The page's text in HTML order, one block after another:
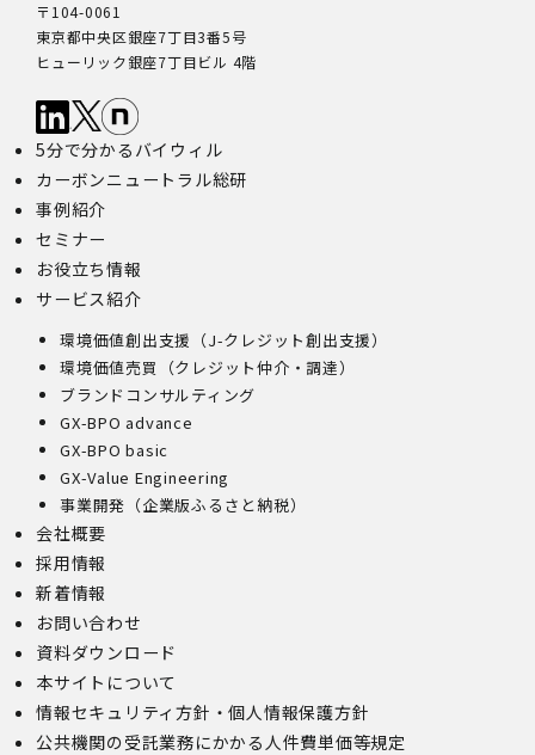
〒104-0061
東京都中央区銀座7丁目3番5号
ヒューリック銀座7丁目ビル 4階
5分で分かるバイウィル
カーボンニュートラル総研
事例紹介
セミナー
お役立ち情報
サービス紹介
環境価値創出支援（J-クレジット創出支援）
環境価値売買（クレジット仲介・調達）
ブランドコンサルティング
GX-BPO advance
GX-BPO basic
GX-Value Engineering
事業開発（企業版ふるさと納税）
会社概要
採用情報
新着情報
お問い合わせ
資料ダウンロード
本サイトについて
情報セキュリティ方針・個人情報保護方針
公共機関の受託業務にかかる人件費単価等規定